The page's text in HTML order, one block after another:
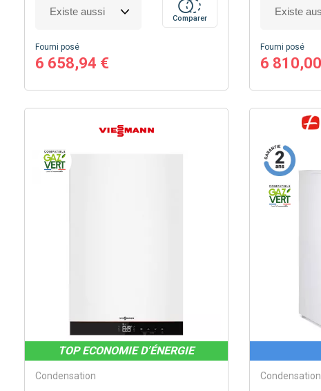
Comparer
Fourni posé
6 658,94 €
Fourni posé
6
TOP ECONOMIE D’ÉNERGIE
Condensation Condensation